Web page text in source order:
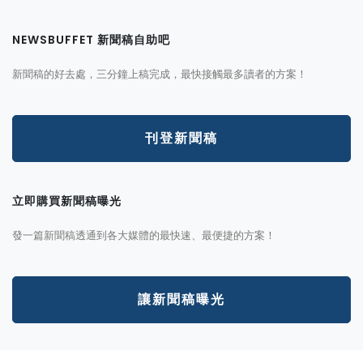
NEWSBUFFET 新聞稿自助吧
新聞稿的好去處，三分鐘上稿完成，最快接觸最多讀者的方案！
刊登新聞稿
立即購買新聞稿曝光
發一篇新聞稿透通到各大媒體的最快速、最便捷的方案！
讓新聞稿曝光